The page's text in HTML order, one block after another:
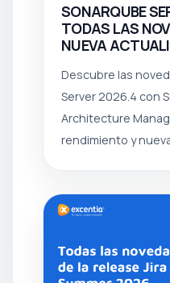
SONARQUBE
TODAS LAS
NUEVA
Descubre las
Server 2026.4 con
Architecture
rendimiento y